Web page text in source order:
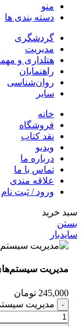
منو
دسته بندی ها
گردشگری
مدیریت
هتلداری و
راهنمایان
روان‌شناسی
سایر
خانه
فروشگاه
نقد کتاب
ویدیو
درباره‌ ما
تماس با ما
علاقه مندی
ورود / ثبت نام
سبد خرید
بستن
سایدبار
مدیریت
245,000 تومان
مدیریت